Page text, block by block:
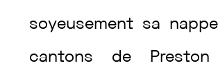
soyeusement sa
cantons de